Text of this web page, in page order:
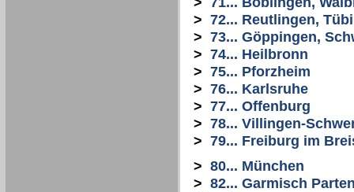
> 72... Reutlingen,
> 73... Göppingen,
> 74... Heilbronn
> 75... Pforzheim
> 76... Karlsruhe
> 77... Offenburg
> 78... Villingen-
> 79... Freiburg im
> 80... München
> 82... Garmisch